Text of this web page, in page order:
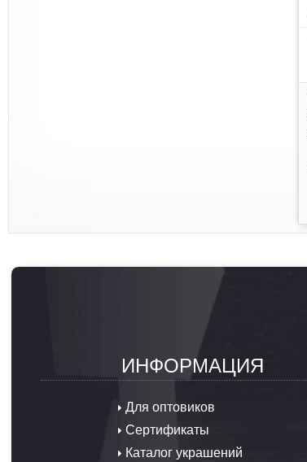
ИНФОРМАЦИЯ
Для оптовиков
Сертификаты
Каталог украшений